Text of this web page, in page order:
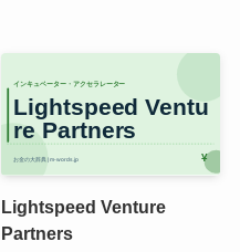
Lightspeed Venture
Partners